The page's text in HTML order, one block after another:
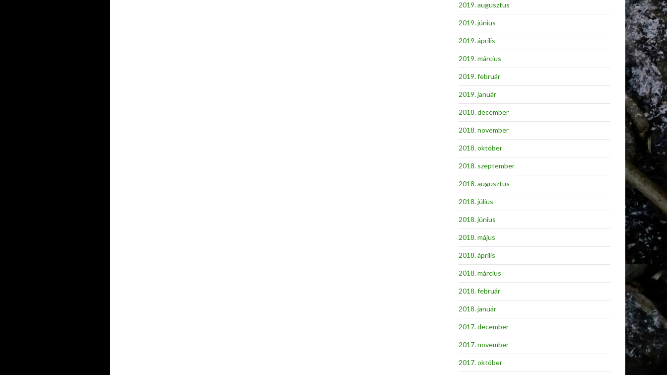
2019. augusztus
2019. június
2019. április
2019. március
2019. február
2019. január
2018. december
2018. november
2018. október
2018. szeptember
2018. augusztus
2018. július
2018. június
2018. május
2018. április
2018. március
2018. február
2018. január
2017. december
2017. november
2017. október